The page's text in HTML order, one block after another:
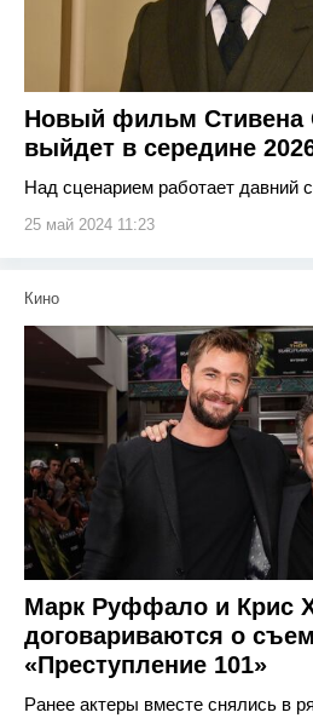
Новый фильм Стивена
выйдет в середине
Над сценарием работает давний
25 май 2024 11:23
Кино
Марк Руффало и Крис
договариваются о
«Преступление 101»
Ранее актеры вместе снялись в